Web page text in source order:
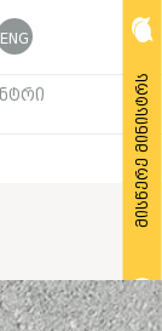
ENG
მისწერე მინისტრს